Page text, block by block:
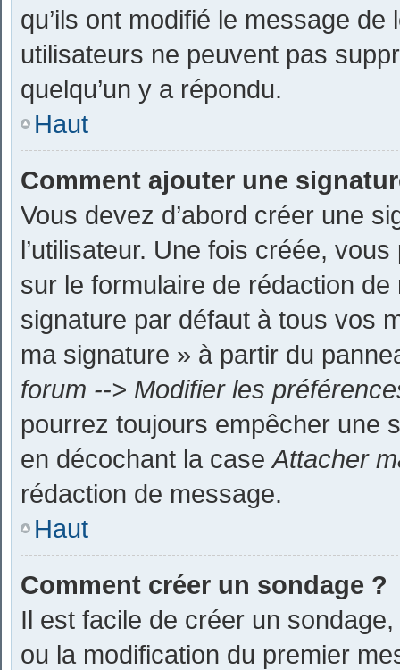
qu’ils ont modifié le message
utilisateurs ne peuvent pas
quelqu’un y a répondu.
Haut
Comment ajouter une
Vous devez d’abord créer une
l’utilisateur. Une fois créée,
sur le formulaire de rédaction
signature par défaut à tous vos
ma signature » à partir du
forum --> Modifier les
pourrez toujours empêcher une
en décochant la caseAttacher
rédaction de message.
Haut
Comment créer un sondage ?
Il est facile de créer un
ou la modification du premier